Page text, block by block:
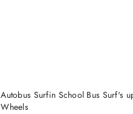
Autobus Surfin School Bus Surf's
Wheels
DO KOSZYKA